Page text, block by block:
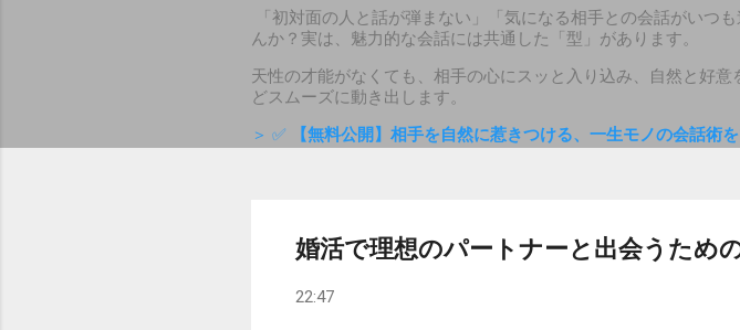
「初対面の人と話が弾まない」「気になる相手との会話がいつ
んか？実は、魅力的な会話には共通した「型」があります。
天性の才能がなくても、相手の心にスッと入り込み、自然と好
どスムーズに動き出します。
＞ ✅
【無料公開】相手を自然に惹きつける、一生モノの会話術
婚活で理想のパートナーと出会うため
22:47